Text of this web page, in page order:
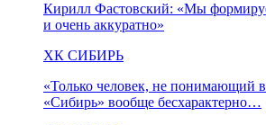
Кирилл Фастовский: «Мы
и очень аккуратно»
ХК СИБИРЬ
«Только человек, не понимающий в
«Сибирь» вообще бесхарактерно…